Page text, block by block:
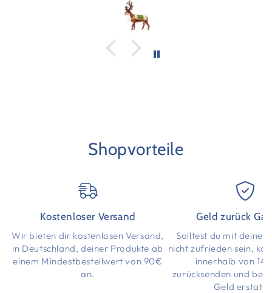
Shopvorteile
Kostenloser Versand
Wir bieten dir kostenlosen Versand,
in Deutschland, deiner Produkte ab
einem Mindestbestellwert von 90€
an.
Geld zurück
Solltest du mit deinen
nicht zufrieden sein,
innerhalb von 14
zurücksenden und
Geld